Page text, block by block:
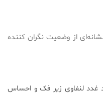
از وضعیت نگران کننده
لنفاوی زیر فک و احساس